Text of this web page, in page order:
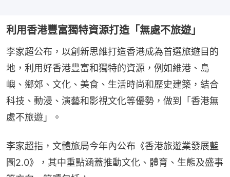
利用香港豐富獨特資源打造「無處不旅遊」
李家超公布，以創新思維打造香港成為首選旅遊目的
地，利用好香港豐富和獨特的資源，例如維港、島
嶼、鄉郊、文化、美食、生活時尚和歷史建築，結合
科技、動漫、演藝和影視文化等優勢，做到「香港無
處不旅遊」。
李家超指，文體旅局今年內公布《香港旅遊業發展藍
圖2.0》，其中重點涵蓋推動文化、體育、生態及盛事